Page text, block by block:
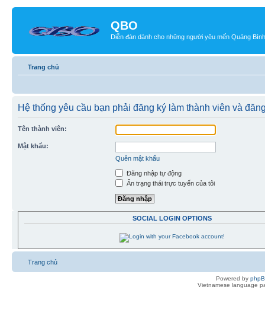
QBO
Diễn đàn dành cho những người yêu mến Quảng Bình
Trang chủ
Hệ thống yêu cầu bạn phải đăng ký làm thành viên và
Tên thành viên:
Mật khẩu:
Quên mật khẩu
Đăng nhập tự động
Ẩn trạng thái trực tuyến của tôi
SOCIAL LOGIN OPTIONS
Trang chủ
Powered by
Vietnamese language